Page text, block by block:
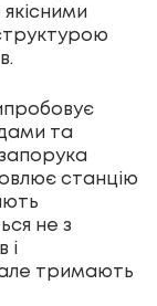
та
станцію
не з
і
тримають